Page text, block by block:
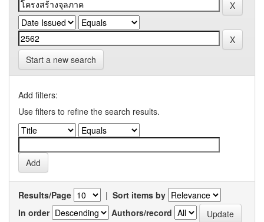
Start a new search
Add filters:
Use filters to refine the search results.
Results/Page | Sort items by
In order
Authors/record